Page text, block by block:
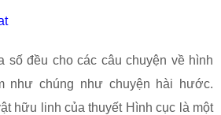
đều cho các câu chuyện về hình
như chúng như chuyện hài hước.
hữu linh của thuyết Hình cục là một